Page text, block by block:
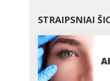
STRAIPSNIAI